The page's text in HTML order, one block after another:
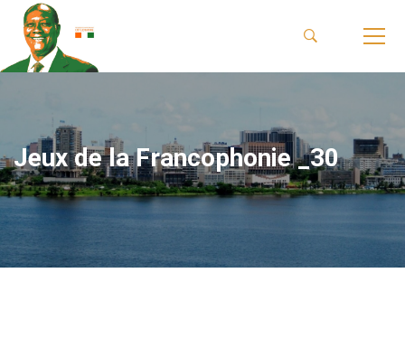
Jeux de la Francophonie _30